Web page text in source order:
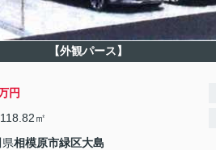
【外観パース】
円
㎡
相模原市緑区大島